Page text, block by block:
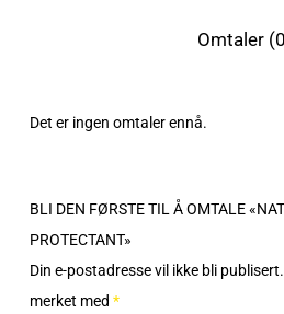
Omtaler
Det er ingen omtaler ennå.
BLI DEN FØRSTE TIL Å OMTALE
PROTECTANT»
Din e-postadresse vil ikke bli publisert.
merket med *